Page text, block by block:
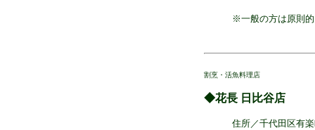
※一般の方は原則
割烹・活魚料理店
◆花長 日比谷店
住所／千代田区有